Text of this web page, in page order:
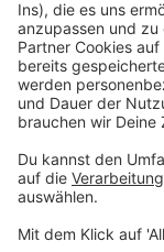
Details
Warum ist ein